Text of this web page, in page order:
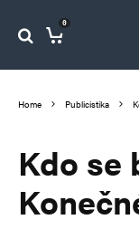
0
Home Publicistika
Kdo se